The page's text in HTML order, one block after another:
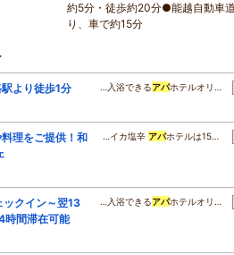
約5分・徒歩約20分●能越自動車
り、車で約15分
駅より徒歩1分 …入浴できるアパホテルオリ…
料理をご提供！和
…イカ塩辛 アパホテルは15…
ックイン～翌13
間滞在可能
…入浴できるアパホテルオリ…